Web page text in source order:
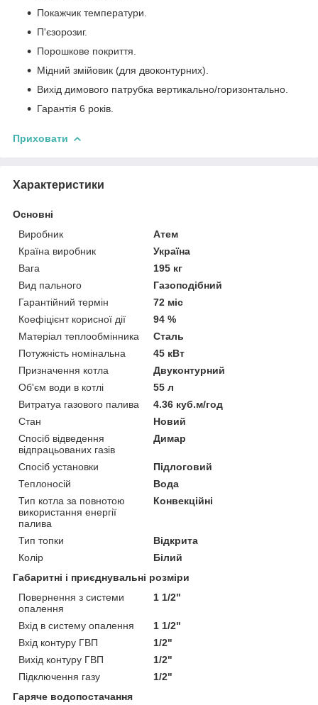
Покажчик температури.
П'єзорозиг.
Порошкове покриття.
Мідний змійовик (для двоконтурних).
Вихід димового патрубка вертикально/горизонтально.
Гарантія 6 років.
Приховати
Характеристики
Основні
Виробник
Атем
Країна виробник
Україна
Вага
195 кг
Вид пального
Газоподібний
Гарантійний термін
72 міс
Коефіцієнт корисної дії
94 %
Матеріал теплообмінника
Сталь
Потужність номінальна
45 кВт
Призначення котла
Двуконтурний
Об'єм води в котлі
55 л
Витратуа газового палива
4.36 куб.м/год
Стан
Новий
Спосіб відведення
відпрацьованих газів
Димар
Спосіб установки
Підлоговий
Теплоносій
Вода
Тип котла за повнотою
використання енергії
палива
Конвекційні
Тип топки
Відкрита
Колір
Білий
Габаритні і приєднувальні розміри
Повернення з системи
опалення
1 1/2"
Вхід в систему опалення
1 1/2"
Вхід контуру ГВП
1/2"
Вихід контуру ГВП
1/2"
Підключення газу
1/2"
Гаряче водопостачання